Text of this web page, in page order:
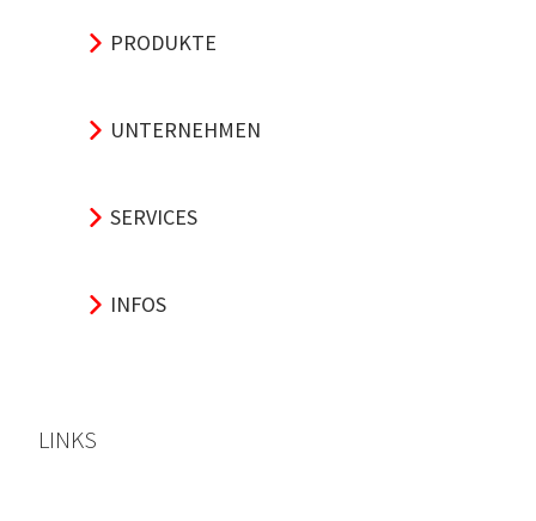
PRODUKTE
UNTERNEHMEN
SERVICES
INFOS
LINKS